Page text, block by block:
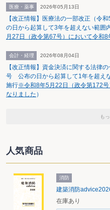
しては、どちらでも争うことができ
る。
ただ、それぞれの方法にメリット・
まず、一時所得で申告し、更正処分
一時所得として申告した場合の加算
医療・薬事 2026年05月13日
【改正情報】医療法の一部改正（
の日から起算して3年を超えない範囲
月27日（政令第67号）において令和
会計・経理 2026年08月04日
【改正情報】資金決済に関する法律
号 公布の日から起算して1年を超え
施行※令和8年5月22日（政令第172
なりました ）
も
人気商品
消防
建築消防
在庫あり